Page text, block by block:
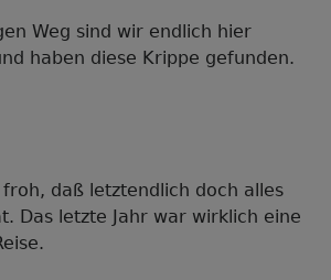
Weg sind wir endlich hier
haben diese Krippe gefunden.
froh, daß letztendlich doch alles
Das letzte Jahr war wirklich eine